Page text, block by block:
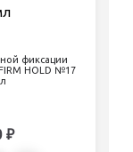
фиксации
FIRM HOLD №17
₽